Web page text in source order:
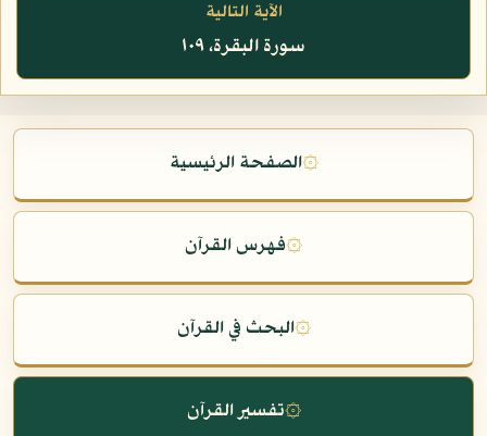
الآية التالية
سورة البقرة، ١٠٩
۞الصفحة الرئيسية
۞فهرس القرآن
۞البحث في القرآن
۞تفسير القرآن